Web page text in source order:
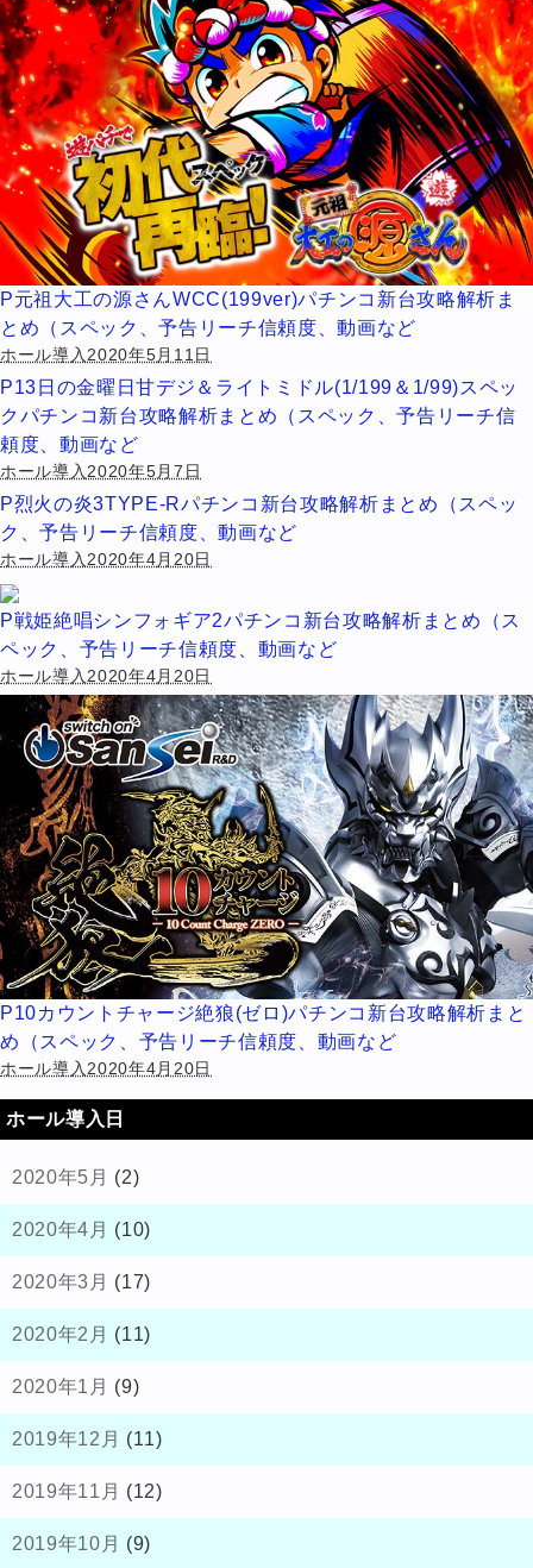
P元祖大工の源さんWCC(199ver)パチンコ新台攻略解析ま
とめ（スペック、予告リーチ信頼度、動画など
ホール導入2020年5月11日
P13日の金曜日甘デジ＆ライトミドル(1/199＆1/99)スペッ
クパチンコ新台攻略解析まとめ（スペック、予告リーチ信
頼度、動画など
ホール導入2020年5月7日
P烈火の炎3TYPE-Rパチンコ新台攻略解析まとめ（スペッ
ク、予告リーチ信頼度、動画など
ホール導入2020年4月20日
P戦姫絶唱シンフォギア2パチンコ新台攻略解析まとめ（ス
ペック、予告リーチ信頼度、動画など
ホール導入2020年4月20日
P10カウントチャージ絶狼(ゼロ)パチンコ新台攻略解析まと
め（スペック、予告リーチ信頼度、動画など
ホール導入2020年4月20日
ホール導入日
2020年5月 (2)
2020年4月 (10)
2020年3月 (17)
2020年2月 (11)
2020年1月 (9)
2019年12月 (11)
2019年11月 (12)
2019年10月 (9)